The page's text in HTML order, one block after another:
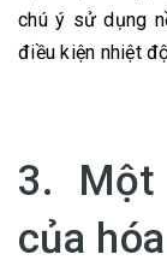
chú ý sử dụng
điều kiện nhiệt
3.
của